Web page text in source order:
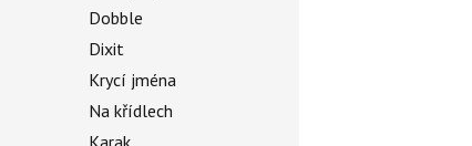
Dobble
Dixit
Krycí jména
Na křídlech